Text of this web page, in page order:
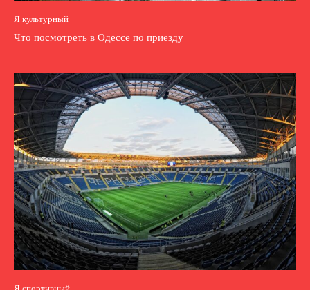
Я культурный
Что посмотреть в Одессе по приезду